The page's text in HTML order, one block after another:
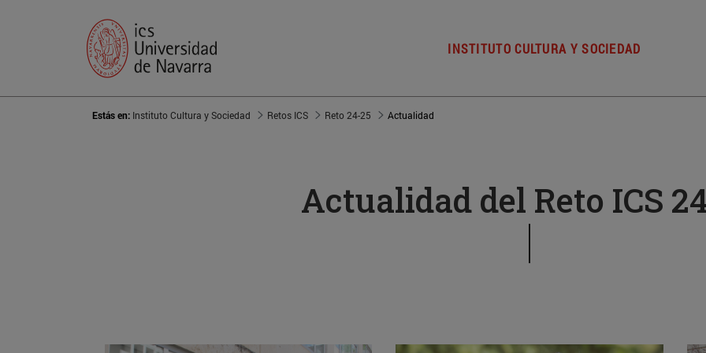
INSTITUTO CULTURA Y SOCIEDAD
Estás en: Instituto Cultura y Sociedad Retos ICS Reto 24-25 Actualidad
Actualidad del Reto ICS